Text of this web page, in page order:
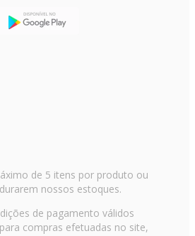
de 5 itens por produto ou
nossos estoques.
de pagamento válidos
compras efetuadas no site,